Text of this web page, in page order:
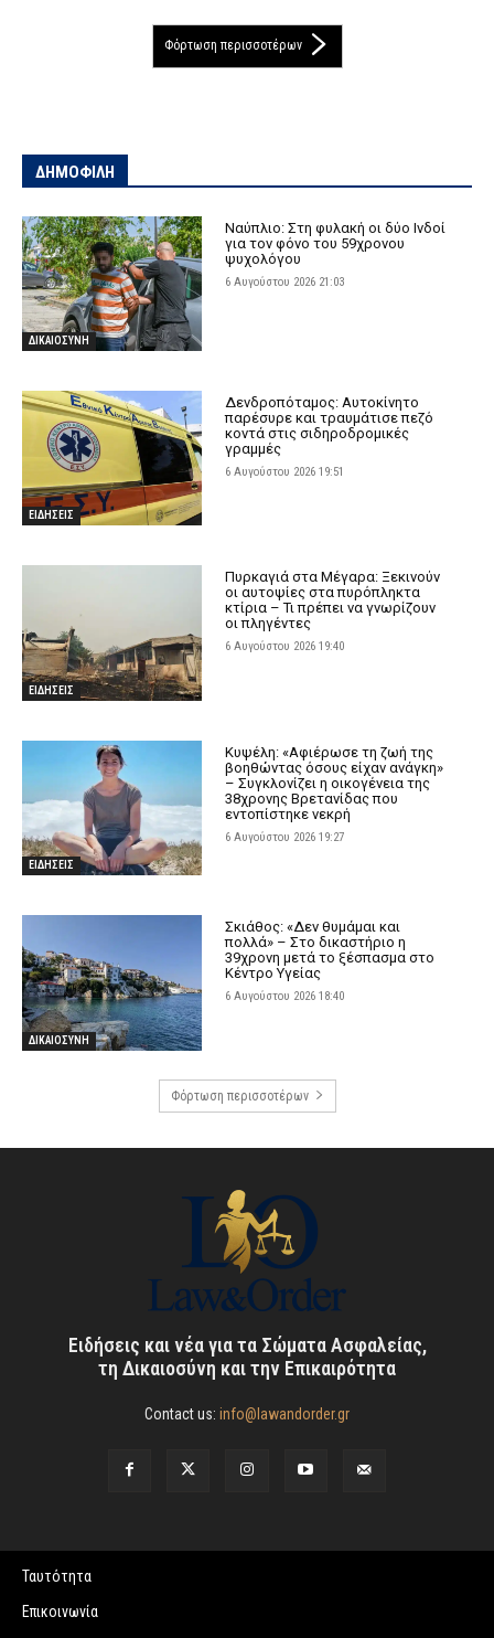
Φόρτωση περισσοτέρων
ΔΗΜΟΦΙΛΗ
ΔΙΚΑΙΟΣΥΝΗ
Ναύπλιο: Στη φυλακή οι δύο Ινδοί
για τον φόνο του 59χρονου
ψυχολόγου
6 Αυγούστου 2026 21:03
ΕΙΔΗΣΕΙΣ
Δενδροπόταμος: Αυτοκίνητο
παρέσυρε και τραυμάτισε πεζό
κοντά στις σιδηροδρομικές
γραμμές
6 Αυγούστου 2026 19:51
ΕΙΔΗΣΕΙΣ
Πυρκαγιά στα Μέγαρα: Ξεκινούν
οι αυτοψίες στα πυρόπληκτα
κτίρια – Τι πρέπει να γνωρίζουν
οι πληγέντες
6 Αυγούστου 2026 19:40
ΕΙΔΗΣΕΙΣ
Κυψέλη: «Αφιέρωσε τη ζωή της
βοηθώντας όσους είχαν ανάγκη»
– Συγκλονίζει η οικογένεια της
38χρονης Βρετανίδας που
εντοπίστηκε νεκρή
6 Αυγούστου 2026 19:27
ΔΙΚΑΙΟΣΥΝΗ
Σκιάθος: «Δεν θυμάμαι και
πολλά» – Στο δικαστήριο η
39χρονη μετά το ξέσπασμα στο
Κέντρο Υγείας
6 Αυγούστου 2026 18:40
Φόρτωση περισσοτέρων
Ειδήσεις και νέα για τα Σώματα Ασφαλείας,
τη Δικαιοσύνη και την Επικαιρότητα
Contact us: info@lawandorder.gr
Ταυτότητα
Επικοινωνία